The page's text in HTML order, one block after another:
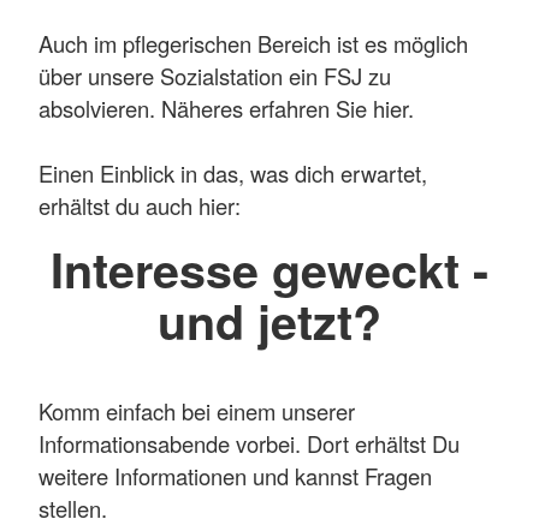
Auch im pflegerischen Bereich ist es möglich
über unsere Sozialstation ein FSJ zu
absolvieren. Näheres erfahren Sie hier.
Einen Einblick in das, was dich erwartet,
erhältst du auch hier:
Interesse geweckt -
und jetzt?
Komm einfach bei einem unserer
Informationsabende vorbei. Dort erhältst Du
weitere Informationen und kannst Fragen
stellen.